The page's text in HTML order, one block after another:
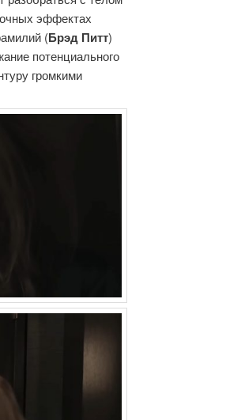
эффектах
(Брэд Питт)
потенциального
громкими